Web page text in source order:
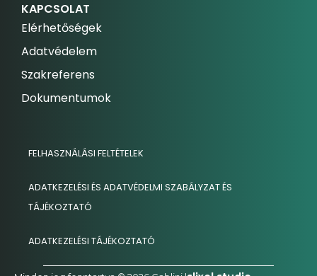
KAPCSOLAT
Elérhetőségek
Adatvédelem
Szakreferens
Dokumentumok
FELHASZNÁLÁSI FELTÉTELEK
ADATKEZELÉSI ÉS ADATVÉDELMI SZABÁLYZAT ÉS
TÁJÉKOZTATÓ
ADATKEZELÉSI TÁJÉKOZTATÓ